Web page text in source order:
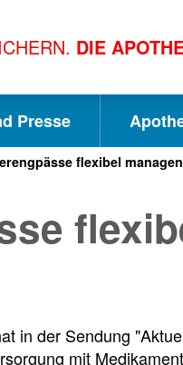
DIE
Presse
flexibel managen
in der Sendung
mit